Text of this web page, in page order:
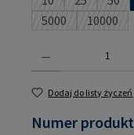
(Ta opcja jest
(Ta opcja
(Ta
5000(Ta opcja jest
10000
(Ta
Dodaj do listy życzeń
Numer